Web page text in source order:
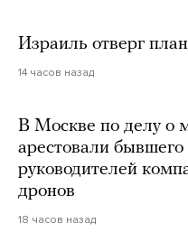
Израиль отверг
14 часов назад
В Москве по делу о
арестовали
руководителей
дронов
18 часов назад